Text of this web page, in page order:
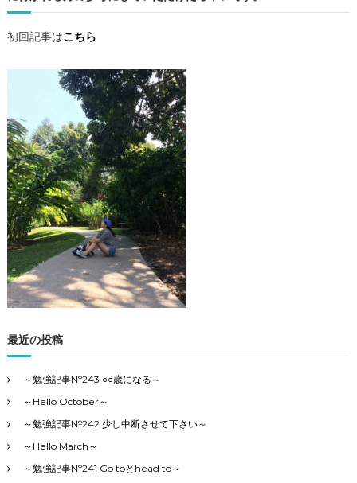
・
ケ
光
・
勉
強
記
事
の
4
カ
テ
ゴ
リ
で
す
初回記事はこちら
最近の投稿
～勉強記事№243 ○○歳になる～
～Hello October～
～勉強記事№242 少し中断させて下さい～
～Hello March～
～勉強記事№241 Go toとhead to～